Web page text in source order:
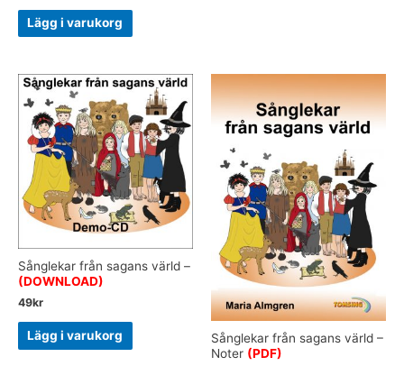
Lägg i varukorg
Sånglekar från sagans värld –
(DOWNLOAD)
49kr
Lägg i varukorg
Sånglekar från sagans värld –
Noter (PDF)